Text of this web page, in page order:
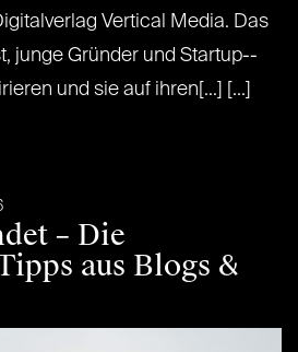
Vertical Media. Das
junge Gründer und Startup-­
und sie auf ihren[...] [...]
– Die
aus Blogs &